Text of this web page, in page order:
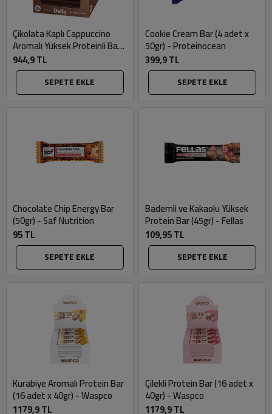
Çikolata Kaplı Cappuccino
Aromalı Yüksek Proteinli Bar
(12 adet x 40gr) - Delly
944,9 TL
SEPETE EKLE
Cookie Cream Bar (4 adet x
50gr) - Proteinocean
399,9 TL
SEPETE EKLE
Chocolate Chip Energy Bar
(50gr) - Saf Nutrition
95 TL
SEPETE EKLE
Bademli ve Kakaolu Yüksek
Protein Bar (45gr) - Fellas
109,95 TL
SEPETE EKLE
Kurabiye Aromalı Protein Bar
(16 adet x 40gr) - Waspco
1179,9 TL
Çilekli Protein Bar (16 adet x
40gr) - Waspco
1179,9 TL